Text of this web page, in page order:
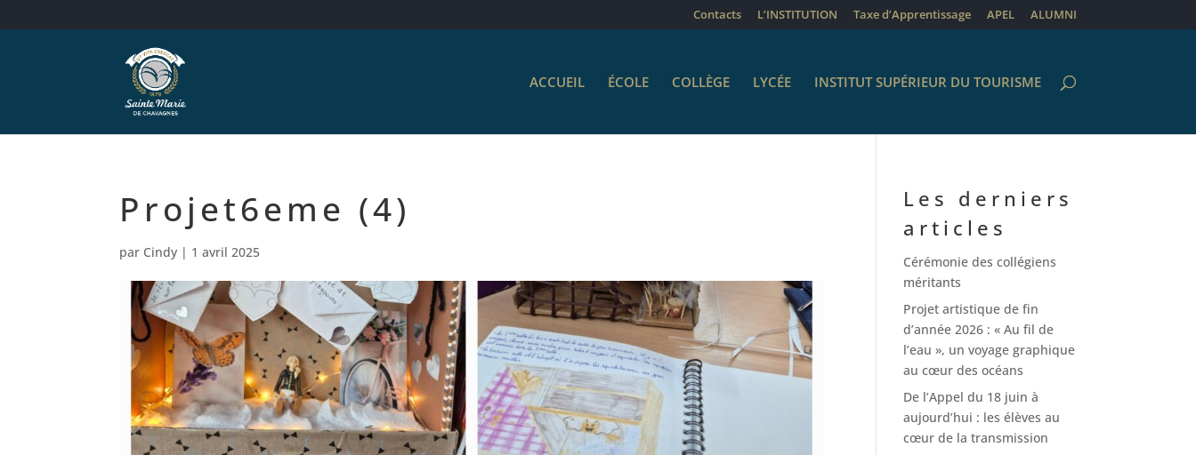
Contacts L’INSTITUTION Taxe d’Apprentissage APEL ALUMNI
ACCUEIL ÉCOLE COLLÈGE LYCÉE INSTITUT SUPÉRIEUR DU TOURISME
Projet6eme (4)
par Cindy | 1 avril 2025
Les derniers
articles
Cérémonie des collégiens
méritants
Projet artistique de fin
d’année 2026 : « Au fil de
l’eau », un voyage graphique
au cœur des océans
De l’Appel du 18 juin à
aujourd’hui : les élèves au
cœur de la transmission